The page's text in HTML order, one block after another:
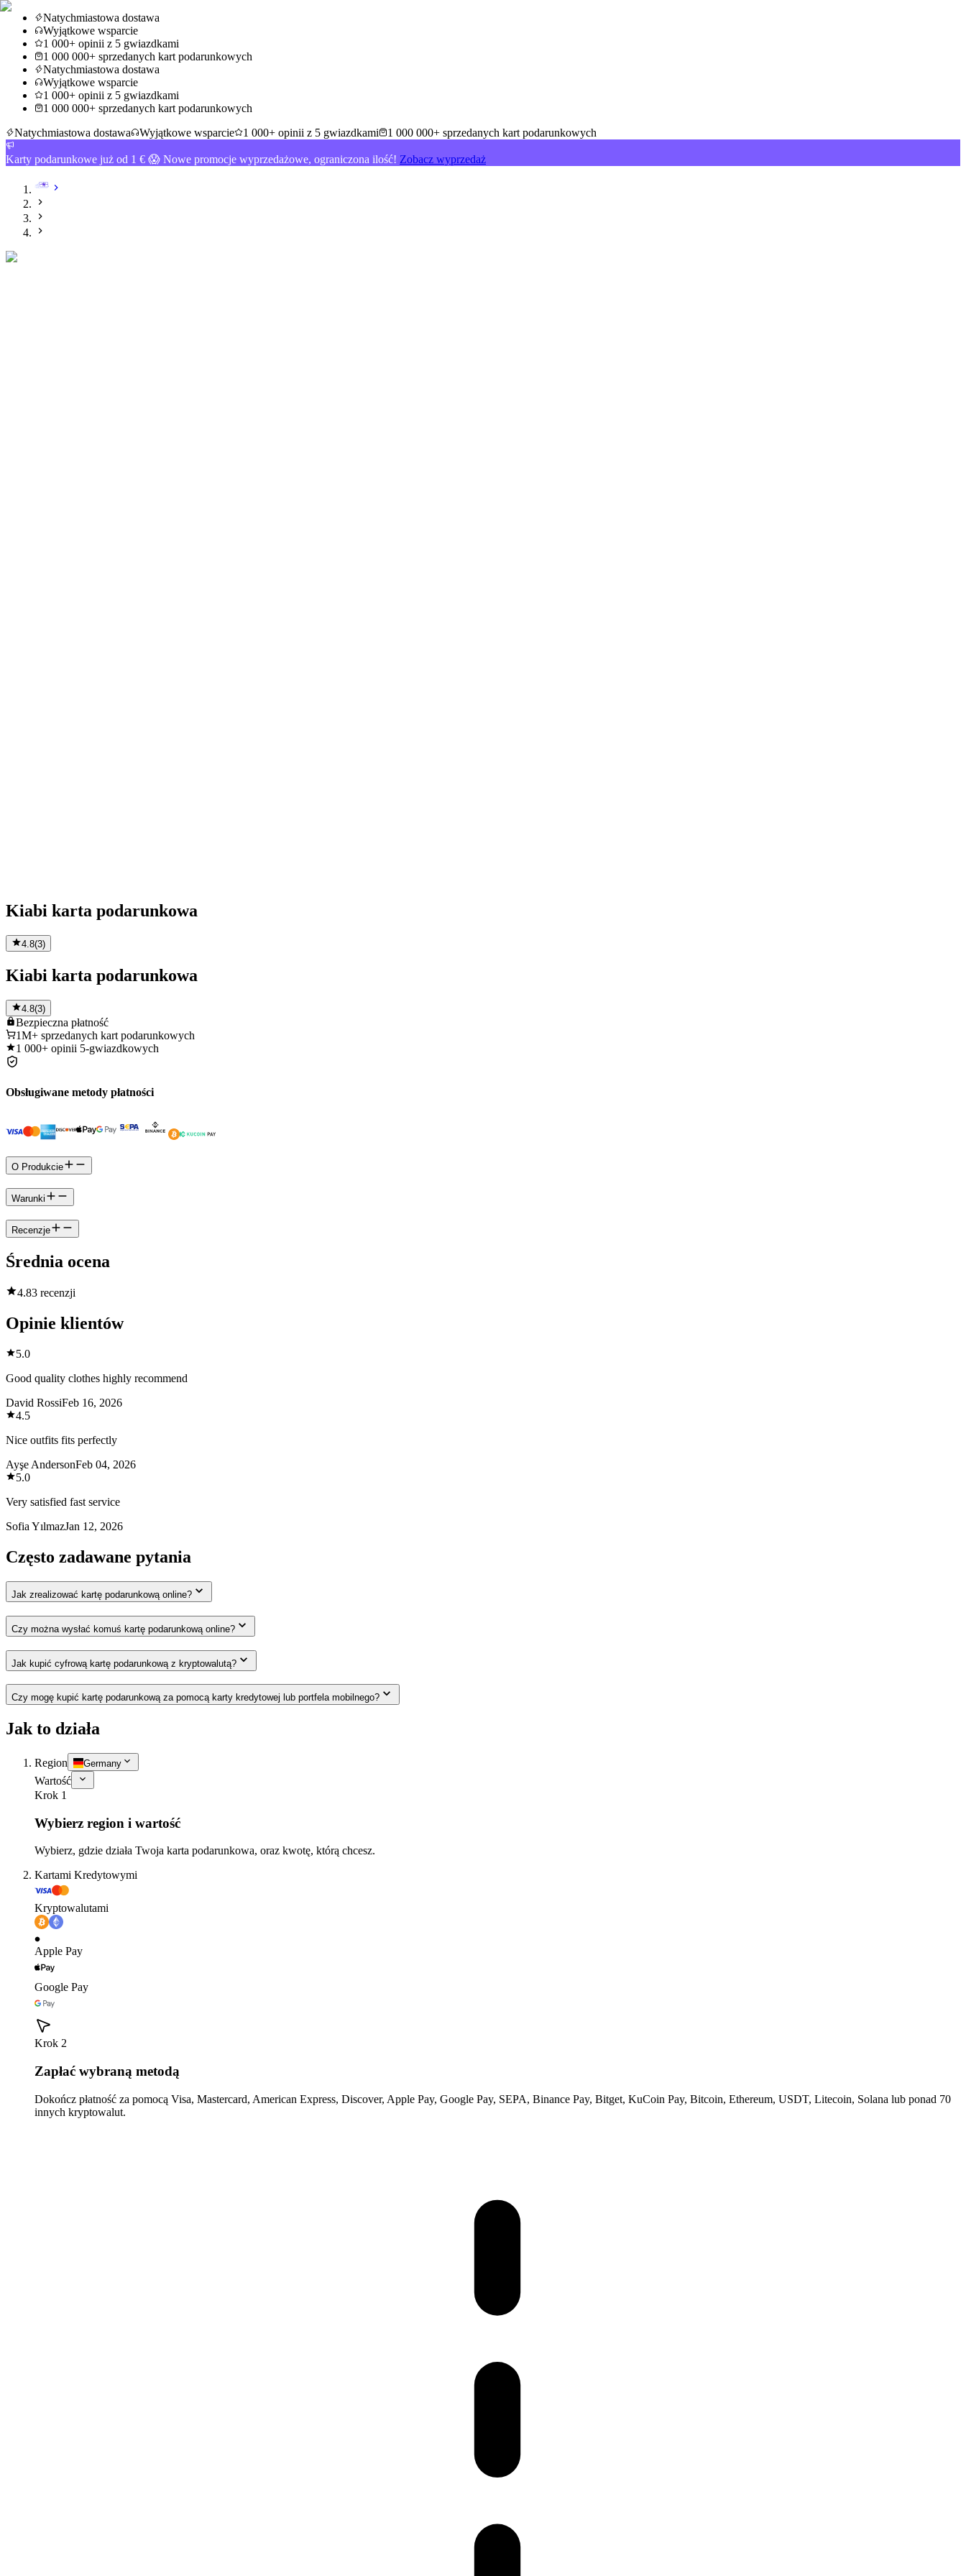
Natychmiastowa dostawa
Wyjątkowe wsparcie
1 000+ opinii z 5 gwiazdkami
1 000 000+ sprzedanych kart podarunkowych
Natychmiastowa dostawa
Wyjątkowe wsparcie
1 000+ opinii z 5 gwiazdkami
1 000 000+ sprzedanych kart podarunkowych
Natychmiastowa dostawa
Wyjątkowe wsparcie 1 000+ opinii z 5 gwiazdkami 1 000 000+ sprzedanych kart podarunkowych
Karty podarunkowe już od 1 € 😱 Nowe promocje wyprzedażowe, ograniczona ilość! Zobacz wyprzedaż
Kiabi karta podarunkowa
4.8(3)
Kiabi karta podarunkowa
4.8(3)
Bezpieczna płatność
1M+ sprzedanych kart podarunkowych
1 000+ opinii 5-gwiazdkowych
Obsługiwane metody płatności
O Produkcie
Warunki
Recenzje
Średnia ocena
4.83 recenzji
Opinie klientów
5.0
Good quality clothes highly recommend
David RossiFeb 16, 2026
4.5
Nice outfits fits perfectly
Ayşe AndersonFeb 04, 2026
5.0
Very satisfied fast service
Sofia YılmazJan 12, 2026
Często zadawane pytania
Jak zrealizować kartę podarunkową online?
Czy można wysłać komuś kartę podarunkową online?
Jak kupić cyfrową kartę podarunkową z kryptowalutą?
Czy mogę kupić kartę podarunkową za pomocą karty kredytowej lub portfela mobilnego?
Jak to działa
Region Germany
Wartość
Krok 1
Wybierz region i wartość
Wybierz, gdzie działa Twoja karta podarunkowa, oraz kwotę, którą chcesz.
Kartami Kredytowymi
Kryptowalutami
Apple Pay
Google Pay
Krok 2
Zapłać wybraną metodą
Dokończ płatność za pomocą Visa, Mastercard, American Express, Discover, Apple Pay, Google Pay, SEPA, Binance Pay, Bitget, KuCoin Pay, Bitcoin, Ethereum, USDT, Litecoin, Solana lub ponad 70
innych kryptowalut.